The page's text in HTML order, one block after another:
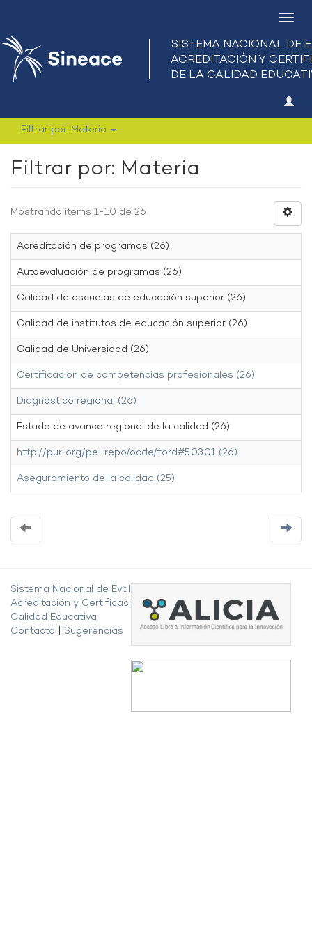
Filtrar por: Materia
Filtrar por: Materia
Mostrando ítems 1-10 de 26
Acreditación de programas (26)
Autoevaluación de programas (26)
Calidad de escuelas de educación superior (26)
Calidad de institutos de educación superior (26)
Calidad de Universidad (26)
Certificación de competencias profesionales (26)
Diagnóstico regional (26)
Estado de avance regional de la calidad (26)
http://purl.org/pe-repo/ocde/ford#5.03.01 (26)
Aseguramiento de la calidad (25)
Sistema Nacional de Evaluación,
Acreditación y Certificación de la
Calidad Educativa
Contacto
Sugerencias